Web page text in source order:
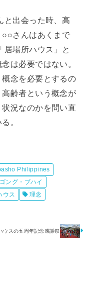
と出会った時、高
○○さんはあくまで
居場所ハウス」と
は必要ではない。
念を必要とするの
齢者という概念が
況なのかを問い直
。
Philippines
ング・ブハイ
ウス
理念
ウスの五周年記念感謝祭